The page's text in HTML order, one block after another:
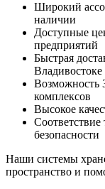
Широкий
наличии
Доступные
предприятий
Быстрая
Возможность
комплексов
Высокое
безопасности
Наши системы
пространство и